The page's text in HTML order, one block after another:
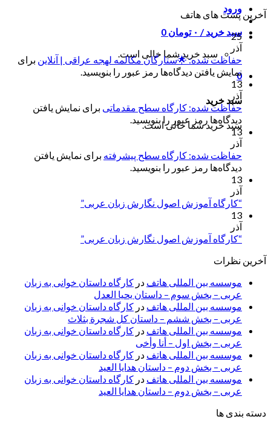
ورود
سبد خرید / ۰ تومان 0
سبد خرید شما خالی است.
0
سبد خرید
سبد خرید شما خالی است.
آخرین پست های هاتف
25
آذر
حفاظت شده: 🌟ستارگان مکالمه لهجه عراقی | آنلاین برای
نمایش یافتن دیدگاه‌ها رمز عبور را بنویسید.
13
آذر
حفاظت شده: کارگاه سطح مقدماتی برای نمایش یافتن
دیدگاه‌ها رمز عبور را بنویسید.
13
آذر
حفاظت شده: کارگاه سطح پیشرفته برای نمایش یافتن
دیدگاه‌ها رمز عبور را بنویسید.
13
آذر
“کارگاه آموزش اصول نگارش زبان عربی”
13
آذر
“کارگاه آموزش اصول نگارش زبان عربی”
آخرین نظرات
موسسه بین المللی هاتف در کارگاه داستان خوانی به زبان
عربی – بخش سوم – داستان یحیا العدل
موسسه بین المللی هاتف در کارگاه داستان خوانی به زبان
عربی – بخش ششم – داستان کل شجرة بثلاث
موسسه بین المللی هاتف در کارگاه داستان خوانی به زبان
عربی – بخش اول – أنا وأخی
موسسه بین المللی هاتف در کارگاه داستان خوانی به زبان
عربی – بخش دوم – داستان هدایا العید
موسسه بین المللی هاتف در کارگاه داستان خوانی به زبان
عربی – بخش دوم – داستان هدایا العید
دسته بندی ها